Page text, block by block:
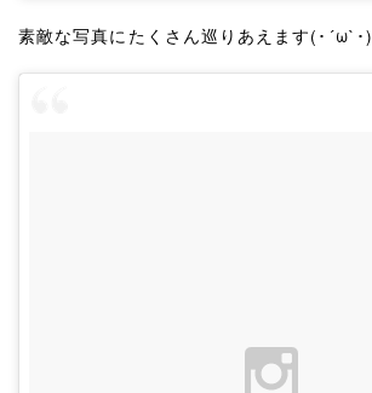
素敵な写真にたくさん巡りあえます(･´ω`･)